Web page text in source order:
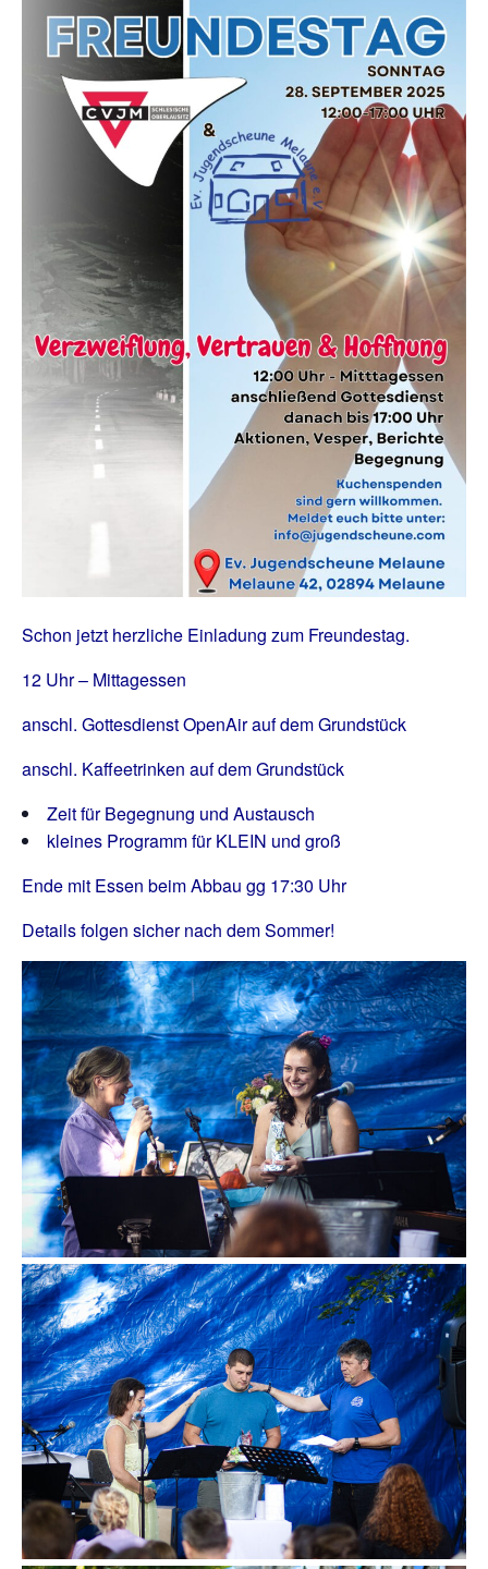
Schon jetzt herzliche Einladung zum Freundestag.
12 Uhr – Mittagessen
anschl. Gottesdienst OpenAir auf dem Grundstück
anschl. Kaffeetrinken auf dem Grundstück
Zeit für Begegnung und Austausch
kleines Programm für KLEIN und groß
Ende mit Essen beim Abbau gg 17:30 Uhr
Details folgen sicher nach dem Sommer!